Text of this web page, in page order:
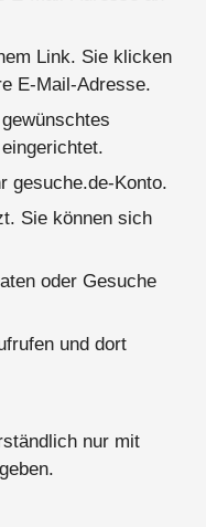
Link. Sie klicken
E-Mail-Adresse.
gesuche.de-Konto.
Sie können sich
oder Gesuche
und dort
nur mit